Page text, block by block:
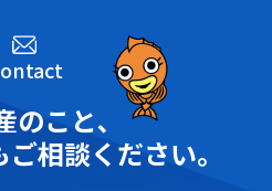
のこと､
相談ください。